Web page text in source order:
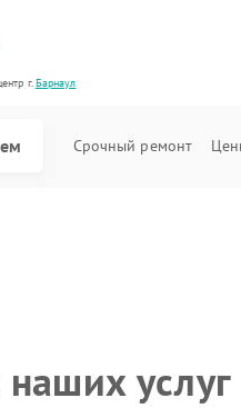
г.Барнаул
Срочный ремонт
услуг